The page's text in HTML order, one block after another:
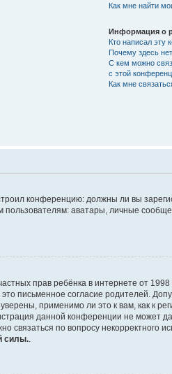
Как мне найти
Информация о
Кто написал эту
Почему здесь
С кем можно
с этой
Как мне
конференцию: должны ли вы
аватары, личные
прав ребёнка в интернете от
письменное согласие родителей.
применимо ли это к вам, как к
данной конференции не может
по вопросу некорректного
силы.